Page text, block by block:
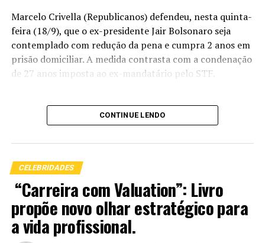
Marcelo Crivella (Republicanos) defendeu, nesta quinta-
feira (18/9), que o ex-presidente Jair Bolsonaro seja
contemplado com redução da pena e cumpra 2 anos em
prisão domiciliar. A medida contrasta com a condenação
de 27 anos imposta ao ex-mandatário pelo STF.
Condenar um homem de 70 anos a 27 de prisão é
Questionou Marcelo Crivella em entrevista à coluna. O
parlamentar disse ser favorável a uma anistia “ampla,
geral e irrestrita” que inocentasse Bolsonaro e outros
condenados, mas que essa possibilidade é inviável por
CONTINUE LENDO
CELEBRIDADES
“Carreira com Valuation”: Livro
propõe novo olhar estratégico para
a vida profissional.